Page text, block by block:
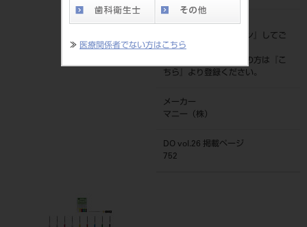
≫ 医療関係者でない方はこちら
標準価格
ログイン
』してご
覧ください。
ネット会員登録がまだの方は『
こ
ちら
』より登録ください。
メーカー
マニー（株）
DO vol.26 掲載ページ
752